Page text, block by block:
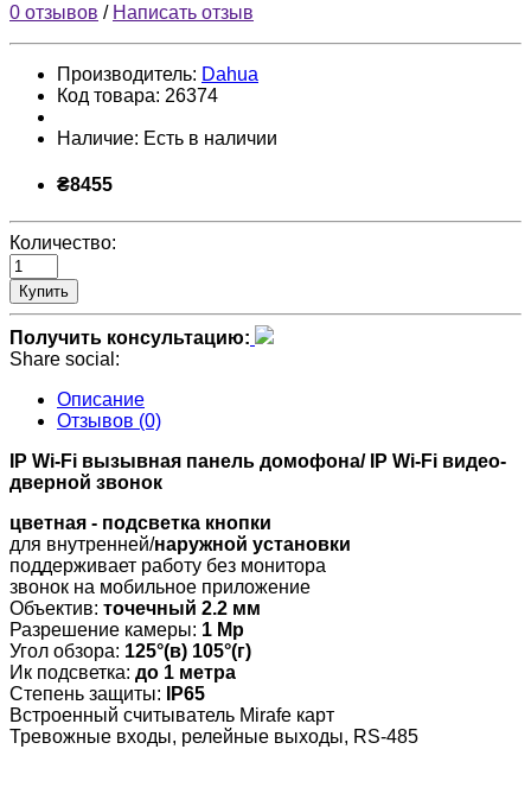
0 отзывов / Написать отзыв
Производитель: Dahua
Код товара: 26374
Наличие: Есть в наличии
₴8455
Количество:
Купить
Получить консультацию:
Share social:
Описание
Отзывов (0)
IP Wi-Fi вызывная панель домофона/ IP Wi-Fi видео-
дверной звонок
цветная - подсветка кнопки
для внутренней/наружной установки
поддерживает работу без монитора
звонок на мобильное приложение
Объектив: точечный 2.2 мм
Разрешение камеры: 1 Мр
Угол обзора: 125°(в) 105°(г)
Ик подсветка: до 1 метра
Степень защиты:
IP65
Встроенный считыватель Mirafe карт
Тревожные входы, релейные выходы, RS-485